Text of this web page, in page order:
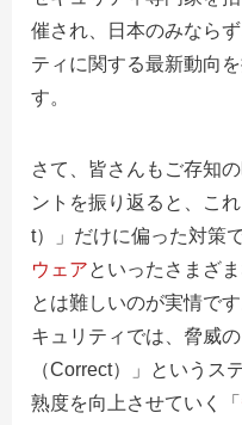
催され、日本のみなら
ティに関する最新動向
す。
さて、皆さんもご存知
ントを振り返ると、こ
t）」だけに偏った対策
ウェアといったさまざ
とは難しいのが実情で
キュリティでは、脅威
（Correct）」というス
熟度を向上させていく「